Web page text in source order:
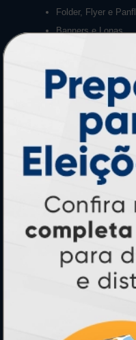
Folder, Flyer e
Banners e Lonas
PAGUE COM
* Pagamento com cartão de
** Pagamentos a prazo
*** Nota fiscal sujeita a
serviço, conforme legislação